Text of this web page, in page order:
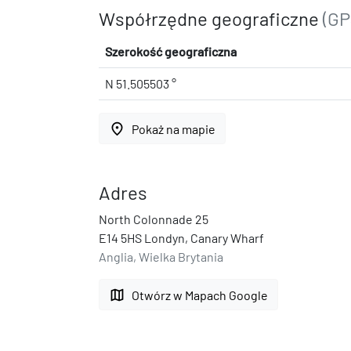
Współrzędne geograficzne
Szerokość geograficzna
N 51.505503 °
place Pokaż na mapie
Adres
North Colonnade 25
E14 5HS Londyn, Canary Wharf
Anglia, Wielka Brytania
map Otwórz w Mapach Google